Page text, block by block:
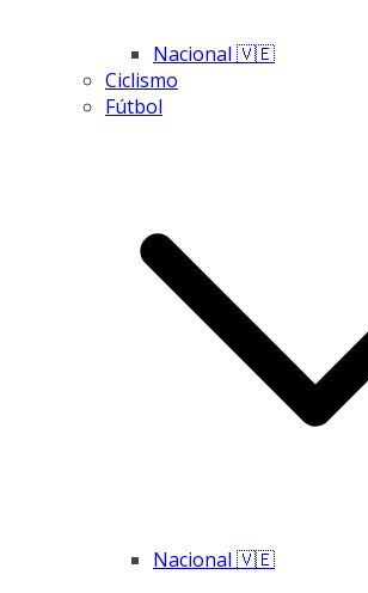
Nacional 🇻🇪
Ciclismo
Fútbol
Nacional 🇻🇪